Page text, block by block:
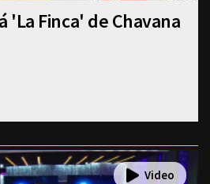
'La Finca' de Chavana